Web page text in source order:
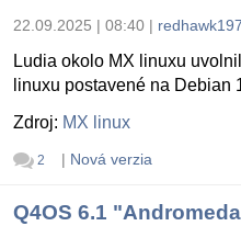
22.09.2025 | 08:40 |
Ludia okolo MX linuxu
linuxu postavené na Debian
Zdroj: MX linux
2 | Nová verzia
Q4OS 6.1